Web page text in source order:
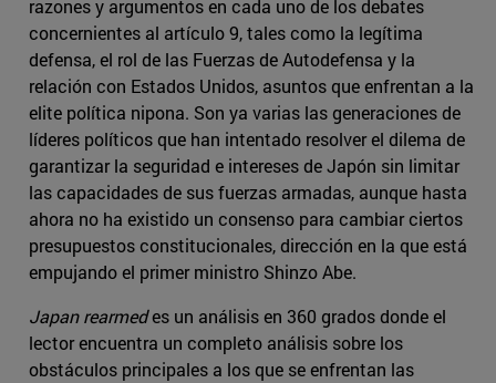
razones y argumentos en cada uno de los debates
concernientes al artículo 9, tales como la legítima
defensa, el rol de las Fuerzas de Autodefensa y la
relación con Estados Unidos, asuntos que enfrentan a la
elite política nipona. Son ya varias las generaciones de
líderes políticos que han intentado resolver el dilema de
garantizar la seguridad e intereses de Japón sin limitar
las capacidades de sus fuerzas armadas, aunque hasta
ahora no ha existido un consenso para cambiar ciertos
presupuestos constitucionales, dirección en la que está
empujando el primer ministro Shinzo Abe.
Japan rearmedes un análisis en 360 grados donde el
lector encuentra un completo análisis sobre los
obstáculos principales a los que se enfrentan las